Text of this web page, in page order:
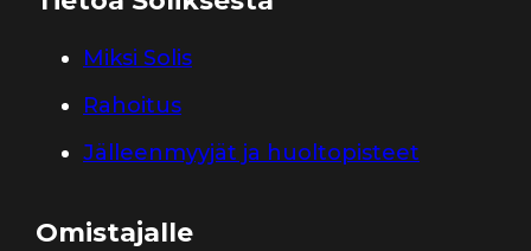
Miksi Solis
Rahoitus
Jälleenmyyjät ja huoltopisteet
Omistajalle